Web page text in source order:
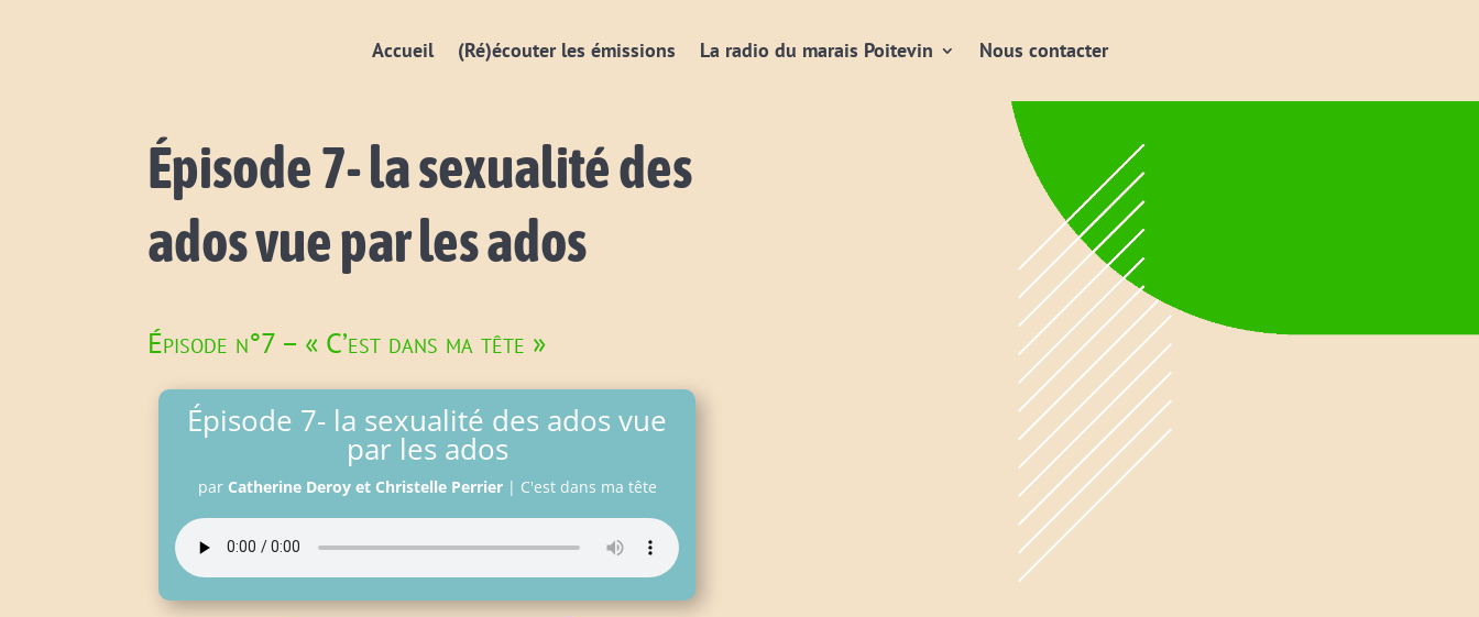
Accueil (Ré)écouter les émissions La radio du marais Poitevin Nous contacter
Épisode 7- la sexualité des
ados vue par les ados
Épisode n°7 – « C’est dans ma tête »
Épisode 7- la sexualité des ados vue
par les ados
par Catherine Deroy et Christelle Perrier| C'est dans ma tête